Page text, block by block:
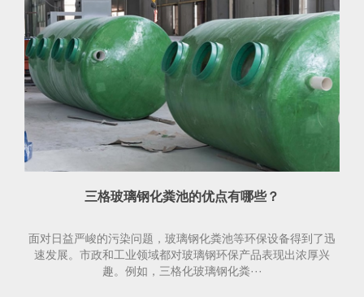
三格玻璃钢化粪池的优点有哪些？
面对日益严峻的污染问题，玻璃钢化粪池等环保设备得到了迅
速发展。市政和工业领域都对玻璃钢环保产品表现出浓厚兴
趣。例如，三格化玻璃钢化粪···